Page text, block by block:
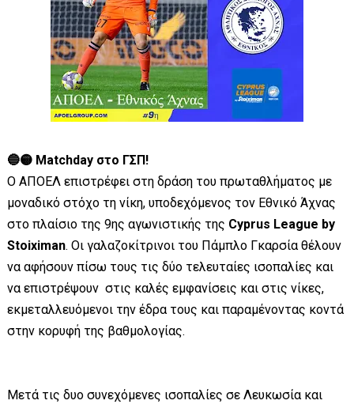
🔵🟡 Matchday στο ΓΣΠ!
Ο ΑΠΟΕΛ επιστρέφει στη δράση του πρωταθλήματος με
μοναδικό στόχο τη νίκη, υποδεχόμενος τον Εθνικό Άχνας
στο πλαίσιο της 9ης αγωνιστικής της Cyprus League by
Stoiximan. Οι γαλαζοκίτρινοι του Πάμπλο Γκαρσία θέλουν
να αφήσουν πίσω τους τις δύο τελευταίες ισοπαλίες και
να επιστρέψουν στις καλές εμφανίσεις και στις νίκες,
εκμεταλλευόμενοι την έδρα τους και παραμένοντας κοντά
στην κορυφή της βαθμολογίας.
Μετά τις δυο συνεχόμενες ισοπαλίες σε Λευκωσία και